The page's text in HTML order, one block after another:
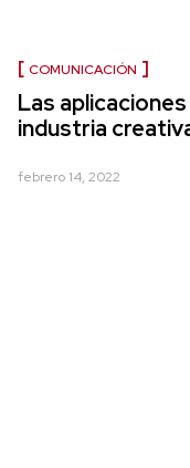
COMUNICACIÓN
Las
industria
febrero 14, 2022